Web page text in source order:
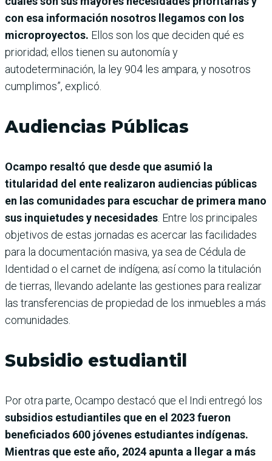
con esa información nosotros llegamos con los
microproyectos. Ellos son los que deciden qué es
prioridad; ellos tienen su autonomía y
autodeterminación, la ley 904 les ampara, y nosotros
cumplimos”, explicó.
Audiencias Públicas
Ocampo resaltó que desde que asumió la
titularidad del ente realizaron audiencias públicas
en las comunidades para escuchar de primera mano
sus inquietudes y necesidades . Entre los principales
objetivos de estas jornadas es acercar las facilidades
para la documentación masiva, ya sea de Cédula de
Identidad o el carnet de indígena; así como la titulación
de tierras, llevando adelante las gestiones para realizar
las transferencias de propiedad de los inmuebles a más
comunidades.
Subsidio estudiantil
Por otra parte, Ocampo destacó que el Indi entregó los
subsidios estudiantiles que en el 2023 fueron
beneficiados 600 jóvenes estudiantes indígenas.
Mientras que este año, 2024 apunta a llegar a más